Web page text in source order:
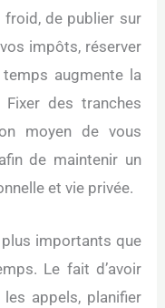
froid, de publier sur
impôts, réserver
augmente la
des tranches
moyen de vous
de maintenir un
et vie privée.
importants que
Le fait d’avoir
appels, planifier